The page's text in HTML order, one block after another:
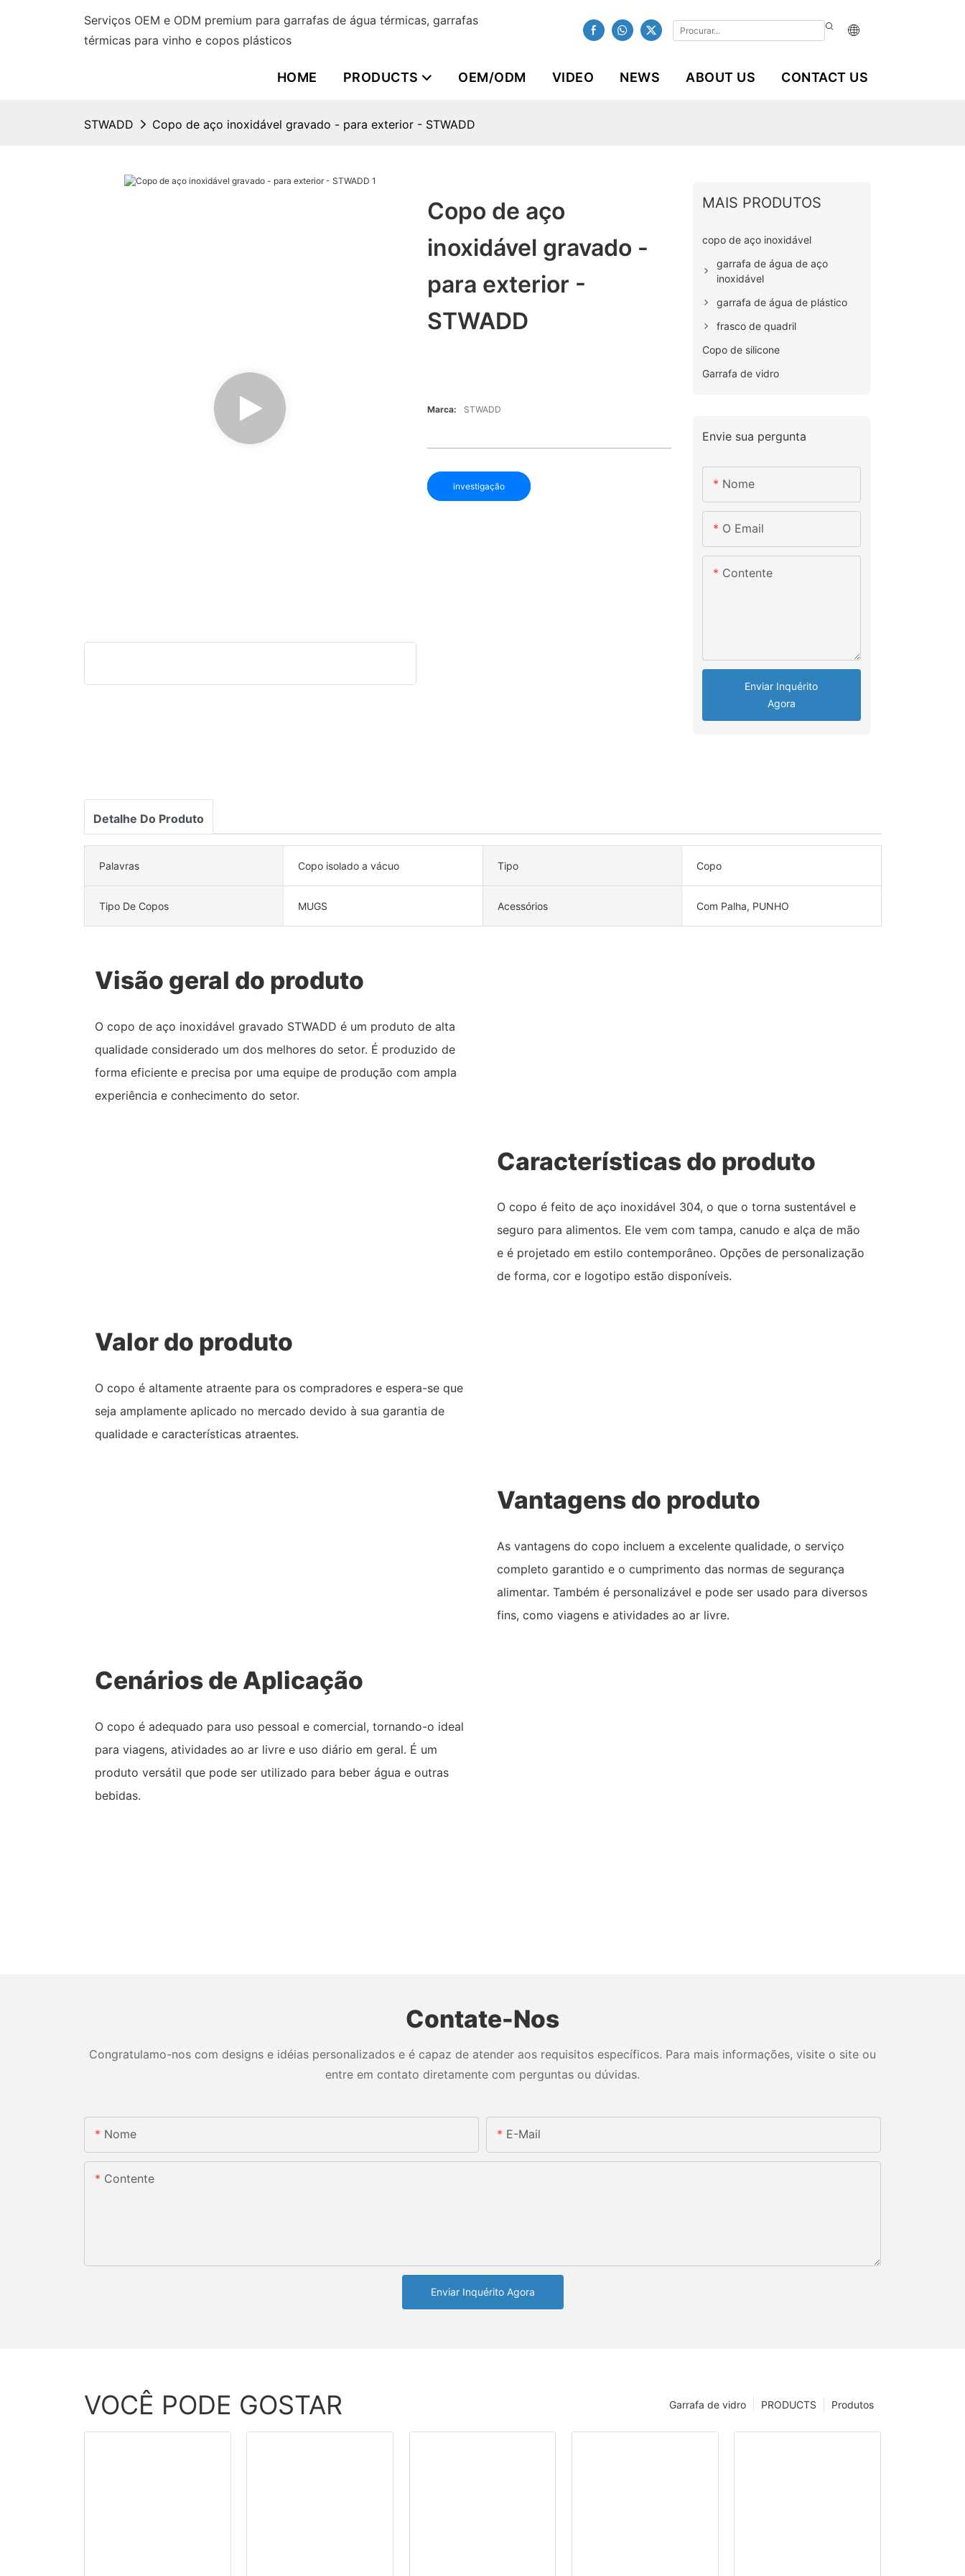
Serviços OEM e ODM premium para garrafas de água térmicas, garrafas
térmicas para vinho e copos plásticos
HOME PRODUCTS OEM/ODM VIDEO NEWS ABOUT US CONTACT US
STWADD Copo de aço inoxidável gravado - para exterior - STWADD
Copo de aço
inoxidável gravado -
para exterior -
STWADD
Marca: STWADD
investigação
MAIS PRODUTOS
copo de aço inoxidável
garrafa de água de aço
inoxidável
garrafa de água de plástico
frasco de quadril
Copo de silicone
Garrafa de vidro
Envie sua pergunta
Nome
O Email
Contente
Enviar Inquérito
Agora
Detalhe Do Produto
Palavras Copo isolado a vácuo Tipo Copo
Tipo De Copos MUGS Acessórios Com Palha, PUNHO
Visão geral do produto
O copo de aço inoxidável gravado STWADD é um produto de alta
qualidade considerado um dos melhores do setor. É produzido de
forma eficiente e precisa por uma equipe de produção com ampla
experiência e conhecimento do setor.
Características do produto
O copo é feito de aço inoxidável 304, o que o torna sustentável e
seguro para alimentos. Ele vem com tampa, canudo e alça de mão
e é projetado em estilo contemporâneo. Opções de personalização
de forma, cor e logotipo estão disponíveis.
Valor do produto
O copo é altamente atraente para os compradores e espera-se que
seja amplamente aplicado no mercado devido à sua garantia de
qualidade e características atraentes.
Vantagens do produto
As vantagens do copo incluem a excelente qualidade, o serviço
completo garantido e o cumprimento das normas de segurança
alimentar. Também é personalizável e pode ser usado para diversos
fins, como viagens e atividades ao ar livre.
Cenários de Aplicação
O copo é adequado para uso pessoal e comercial, tornando-o ideal
para viagens, atividades ao ar livre e uso diário em geral. É um
produto versátil que pode ser utilizado para beber água e outras
bebidas.
Contate-Nos
Congratulamo-nos com designs e idéias personalizados e é capaz de atender aos requisitos específicos. Para mais informações, visite o site ou
entre em contato diretamente com perguntas ou dúvidas.
Nome E-Mail
Contente
Enviar Inquérito Agora
VOCÊ PODE GOSTAR Produtos
PRODUCTS
Garrafa de vidro